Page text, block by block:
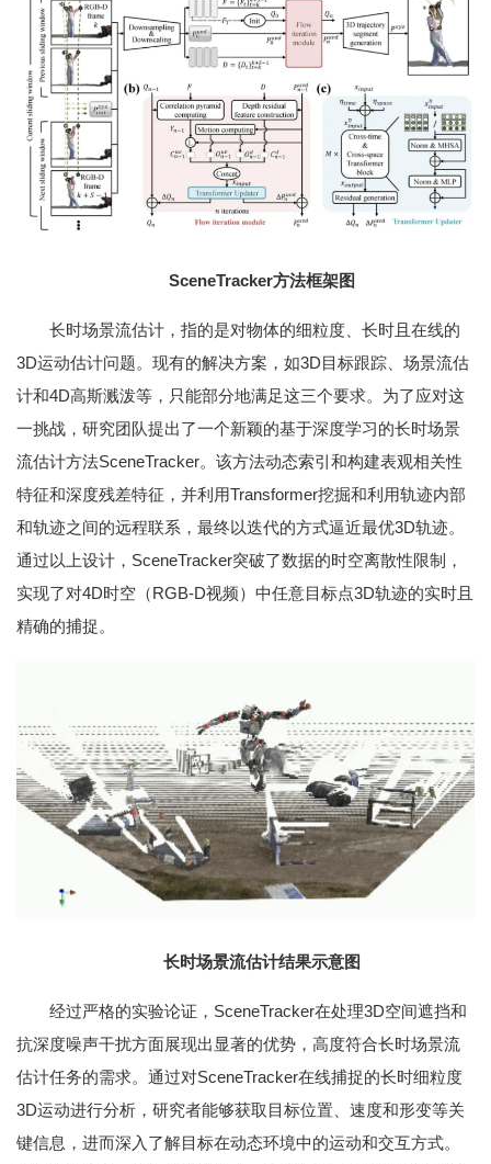
SceneTracker方法框架图
长时场景流估计，指的是对物体的细粒度、长时且在线的
3D运动估计问题。现有的解决方案，如3D目标跟踪、场景流估
计和4D高斯溅泼等，只能部分地满足这三个要求。为了应对这
一挑战，研究团队提出了一个新颖的基于深度学习的长时场景
流估计方法SceneTracker。该方法动态索引和构建表观相关性
特征和深度残差特征，并利用Transformer挖掘和利用轨迹内部
和轨迹之间的远程联系，最终以迭代的方式逼近最优3D轨迹。
通过以上设计，SceneTracker突破了数据的时空离散性限制，
实现了对4D时空（RGB-D视频）中任意目标点3D轨迹的实时且
精确的捕捉。
长时场景流估计结果示意图
经过严格的实验论证，SceneTracker在处理3D空间遮挡和
抗深度噪声干扰方面展现出显著的优势，高度符合长时场景流
估计任务的需求。通过对SceneTracker在线捕捉的长时细粒度
3D运动进行分析，研究者能够获取目标位置、速度和形变等关
键信息，进而深入了解目标在动态环境中的运动和交互方式。